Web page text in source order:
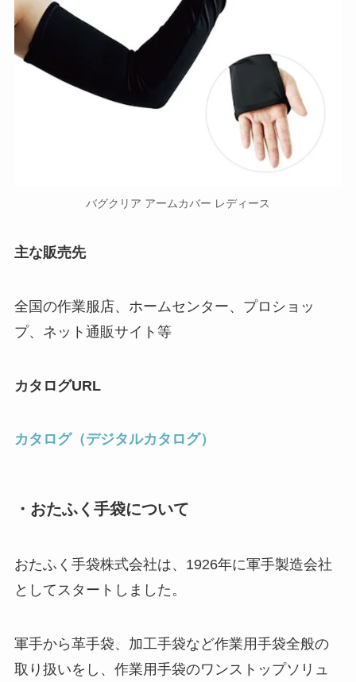
バグクリア アームカバー レディース
主な販売先
全国の作業服店、ホームセンター、プロショッ
プ、ネット通販サイト等
カタログURL
カタログ（デジタルカタログ）
・おたふく手袋について
おたふく手袋株式会社は、1926年に軍手製造会社
としてスタートしました。
軍手から革手袋、加工手袋など作業用手袋全般の
取り扱いをし、作業用手袋のワンストップソリュ